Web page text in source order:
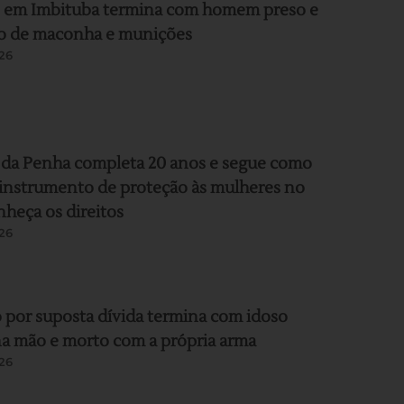
em Imbituba termina com homem preso e
de maconha e munições
Penha completa 20 anos e segue como
de proteção às mulheres no
os direitos
por suposta dívida termina com idoso
mão e morto com a própria arma